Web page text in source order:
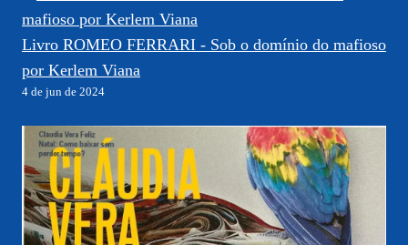
Livro ROMEO FERRARI - Sob o domínio do mafioso
por Kerlem Viana
4 de jun de 2024